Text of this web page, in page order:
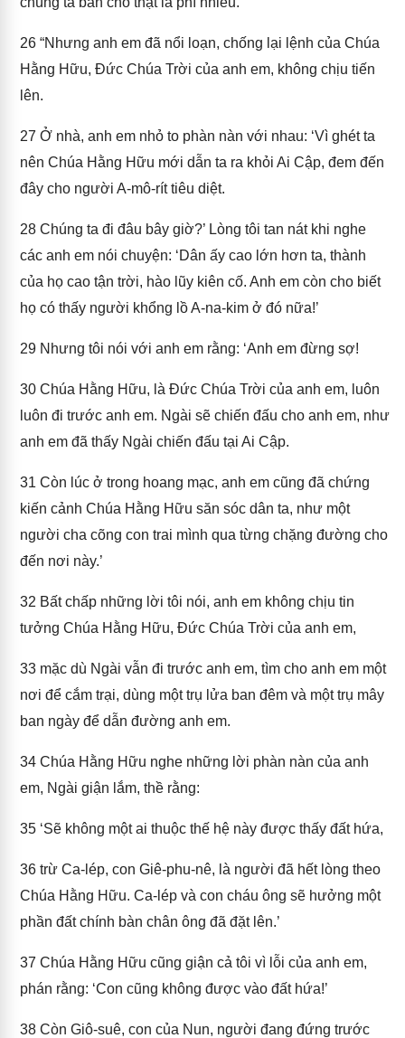
26 “Nhưng anh em đã nổi loạn, chống lại lệnh của Chúa
Hằng Hữu, Đức Chúa Trời của anh em, không chịu tiến
lên.
27 Ở nhà, anh em nhỏ to phàn nàn với nhau: ‘Vì ghét ta
nên Chúa Hằng Hữu mới dẫn ta ra khỏi Ai Cập, đem đến
đây cho người A-mô-rít tiêu diệt.
28 Chúng ta đi đâu bây giờ?’ Lòng tôi tan nát khi nghe
các anh em nói chuyện: ‘Dân ấy cao lớn hơn ta, thành
của họ cao tận trời, hào lũy kiên cố. Anh em còn cho biết
họ có thấy người khổng lồ A-na-kim ở đó nữa!’
29 Nhưng tôi nói với anh em rằng: ‘Anh em đừng sợ!
30 Chúa Hằng Hữu, là Đức Chúa Trời của anh em, luôn
luôn đi trước anh em. Ngài sẽ chiến đấu cho anh em, như
anh em đã thấy Ngài chiến đấu tại Ai Cập.
31 Còn lúc ở trong hoang mạc, anh em cũng đã chứng
kiến cảnh Chúa Hằng Hữu săn sóc dân ta, như một
người cha cõng con trai mình qua từng chặng đường cho
đến nơi này.’
32 Bất chấp những lời tôi nói, anh em không chịu tin
tưởng Chúa Hằng Hữu, Đức Chúa Trời của anh em,
33 mặc dù Ngài vẫn đi trước anh em, tìm cho anh em một
nơi để cắm trại, dùng một trụ lửa ban đêm và một trụ mây
ban ngày để dẫn đường anh em.
34 Chúa Hằng Hữu nghe những lời phàn nàn của anh
em, Ngài giận lắm, thề rằng:
35 ‘Sẽ không một ai thuộc thế hệ này được thấy đất hứa,
36 trừ Ca-lép, con Giê-phu-nê, là người đã hết lòng theo
Chúa Hằng Hữu. Ca-lép và con cháu ông sẽ hưởng một
phần đất chính bàn chân ông đã đặt lên.’
37 Chúa Hằng Hữu cũng giận cả tôi vì lỗi của anh em,
phán rằng: ‘Con cũng không được vào đất hứa!’
38 Còn Giô-suê, con của Nun, người đang đứng trước